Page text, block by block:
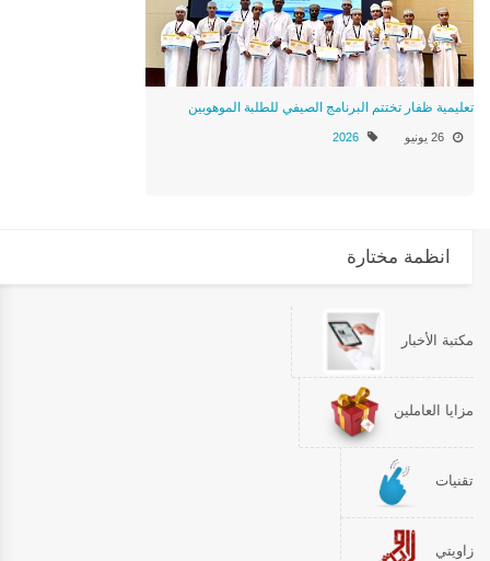
تعليمية ظفار تختتم البرنامج الصيفي للطلبة الموهوبين
26 يونيو 2026
انظمة مختارة
مكتبة الأخبار
مزايا العاملين
تقنيات
زاويتي